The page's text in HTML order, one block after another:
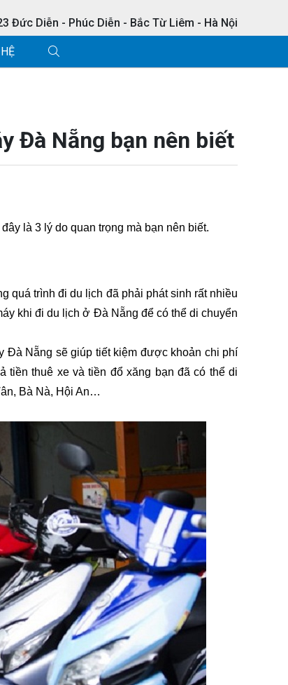
Đức Diễn - Phúc Diễn - Bắc Từ Liêm - Hà Nội
Đà Nẵng bạn nên biết
là 3 lý do quan trọng mà bạn nên biết.
quá trình đi du lịch đã phải phát sinh rất nhiều
khi đi du lịch ở Đà Nẵng để có thể di chuyển
Đà Nẵng sẽ giúp tiết kiệm được khoản chi phí
tiền thuê xe và tiền đổ xăng bạn đã có thể di
Bà Nà, Hội An…